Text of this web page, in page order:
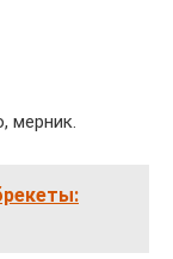
мерник.